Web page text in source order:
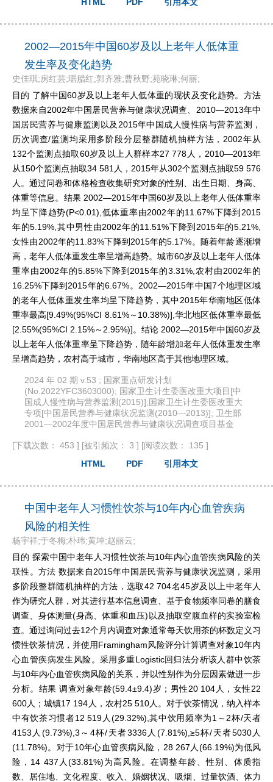
2002—2015年中国60岁及以上老年人低体重
发生率及变化趋势
史佳琪;房红芸;琚腊红;郭齐雅;曹秋野;苑晓琳;何丽;
目的 了解中国60岁及以上老年人低体重的现状及变化趋势。方法
数据来自2002年中国居民营养与健康状况调查、2010—2013年中
国居民营养与健康监测以及2015年中国成人慢性病与营养监测，
历次调查/监测均采用多阶段分层整群随机抽样方法，2002年从
132个监测点抽取60岁及以上人群样本27 778人，2010—2013年
从150个监测点抽取34 581人，2015年从302个监测点抽取59 576
人。通过问卷和体格检查收集研究对象的性别、出生日期、身高、
体重等信息。结果 2002—2015年中国60岁及以上老年人低体重率
均呈下降趋势(P<0.01),低体重率由2002年的11.67%下降到2015
年的5.19%,其中男性由2002年的11.51%下降到2015年的5.21%,
女性由2002年的11.83%下降到2015年的5.17%。随着年龄逐渐增
高，老年人低体重发生率呈增高趋势。城市60岁及以上老年人低体
重率由2002年的5.85%下降到2015年的3.31%,农村由2002年的
16.25%下降到2015年的6.67%。2002—2015年中国7个地理区域
的老年人低体重发生率均呈下降趋势，其中2015年华南地区低体
重率最高[9.49%(95%CI 8.61%～10.38%)],华北地区低体重率最低
[2.55%(95%CI 2.15%～2.95%)]。结论 2002—2015年中国60岁及
以上老年人低体重率呈下降趋势，随年龄增加老年人低体重发生率
呈增高趋势，农村高于城市，华南地区高于其他地理区域。
2024 年 02 期 v.53 ; 国家重点研发计划
(No.2022YFC3603000); 国家卫生计生委医改重大项目[中
国成人慢性病与营养监测(2015)];国家卫生计生委医改重大
专项[中国居民营养与健康状况监测(2010—2013)]; 卫生部
2001—2002年度中国居民营养与健康状况调查项目基金
[下载次数： 453 ] [被引频次： 3 ] [阅读次数： 135 ]
HTML
PDF 引用本文
中国中老年人习惯性饮茶与10年内心血管疾病
风险的相关性
杨宇祥;于冬梅;朴玮;黄坤;赵丽云;
目的 探索中国中老年人习惯性饮茶与10年内心血管疾病风险的关
联性。方法 数据来自2015年中国居民营养与健康状况监测，采用
多阶段整群随机抽样的方法，选取42 704名45岁及以上中老年人
作为研究人群，对其进行基本信息调查、基于食物频率问卷的膳食
调查、身体测量(身高、体重和血压)以及抽取空腹血样的实验室检
查。通过询问过去12个月内调查对象通常每天饮用茶的杯数定义习
惯性饮茶情况，并使用Framingham风险评分计算调查对象10年内
心血管疾病发生风险。采用多重Logistic回归法分析该人群中饮茶
与10年内心血管疾病风险的关系，并以性别作为分层因素做进一步
分析。结果 调查对象年龄(59.4±9.4)岁；男性20 104人，女性22
600人；城镇17 194人，农村25 510人。对于饮茶情况，纳入样本
中有饮茶习惯者12 519人(29.32%),其中饮用频率为1～2杯/天者
4153人(9.73%),3～4杯/天者3336人(7.81%),≥5杯/天者5030人
(11.78%)。对于10年心血管疾病风险，28 267人(66.19%)为低风
险，14 437人(33.81%)为高风险。在调整年龄、性别、体质指
数、居住地、文化程度、收入、婚姻状况、吸烟、过量饮酒、体力